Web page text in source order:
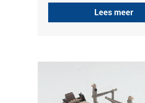
Lees meer